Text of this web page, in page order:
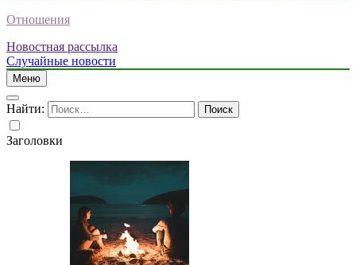
Отношения
Новостная рассылка
Случайные новости
Меню
Найти:
Заголовки